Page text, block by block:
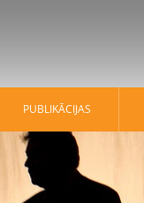
PUBLIKĀCIJAS